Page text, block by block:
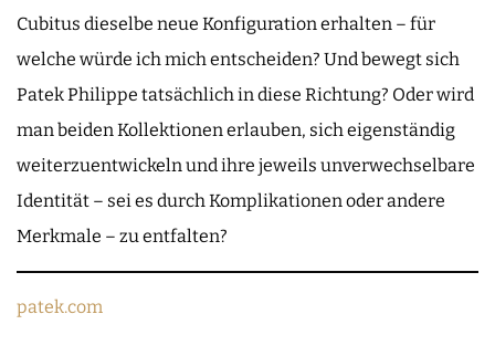
Cubitus dieselbe neue Konfiguration erhalten – für
welche würde ich mich entscheiden? Und bewegt sich
Patek Philippe tatsächlich in diese Richtung? Oder wird
man beiden Kollektionen erlauben, sich eigenständig
weiterzuentwickeln und ihre jeweils unverwechselbare
Identität – sei es durch Komplikationen oder andere
Merkmale – zu entfalten?
patek.com